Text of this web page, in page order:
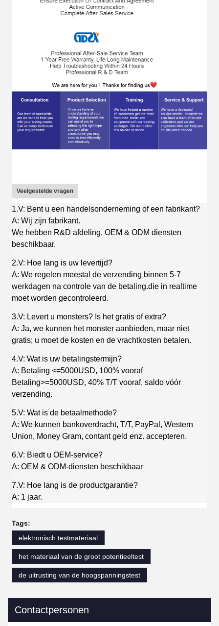
Veelgestelde vragen
1.V: Bent u een handelsonderneming of een fabrikant?
A: Wij zijn fabrikant.
We hebben R&D afdeling, OEM & ODM diensten
beschikbaar.
2.V: Hoe lang is uw levertijd?
A: We regelen meestal de verzending binnen 5-7
werkdagen na controle van de betaling.die in realtime
moet worden gecontroleerd.
3.V: Levert u monsters? Is het gratis of extra?
A: Ja, we kunnen het monster aanbieden, maar niet
gratis; u moet de kosten en de vrachtkosten betalen.
4.V: Wat is uw betalingstermijn?
A: Betaling <=5000USD, 100% vooraf
Betaling>=5000USD, 40% T/T vooraf, saldo vóór
verzending.
5.V: Wat is de betaalmethode?
A: We kunnen bankoverdracht, T/T, PayPal, Western
Union, Money Gram, contant geld enz. accepteren.
6.V: Biedt u OEM-service?
A: OEM & ODM-diensten beschikbaar
7.V: Hoe lang is de productgarantie?
A: 1 jaar.
Tags:
elektronisch testmateriaal
het materiaal van de groot potentieeltest
de uitrusting van de hoogspanningstest
Contactpersonen